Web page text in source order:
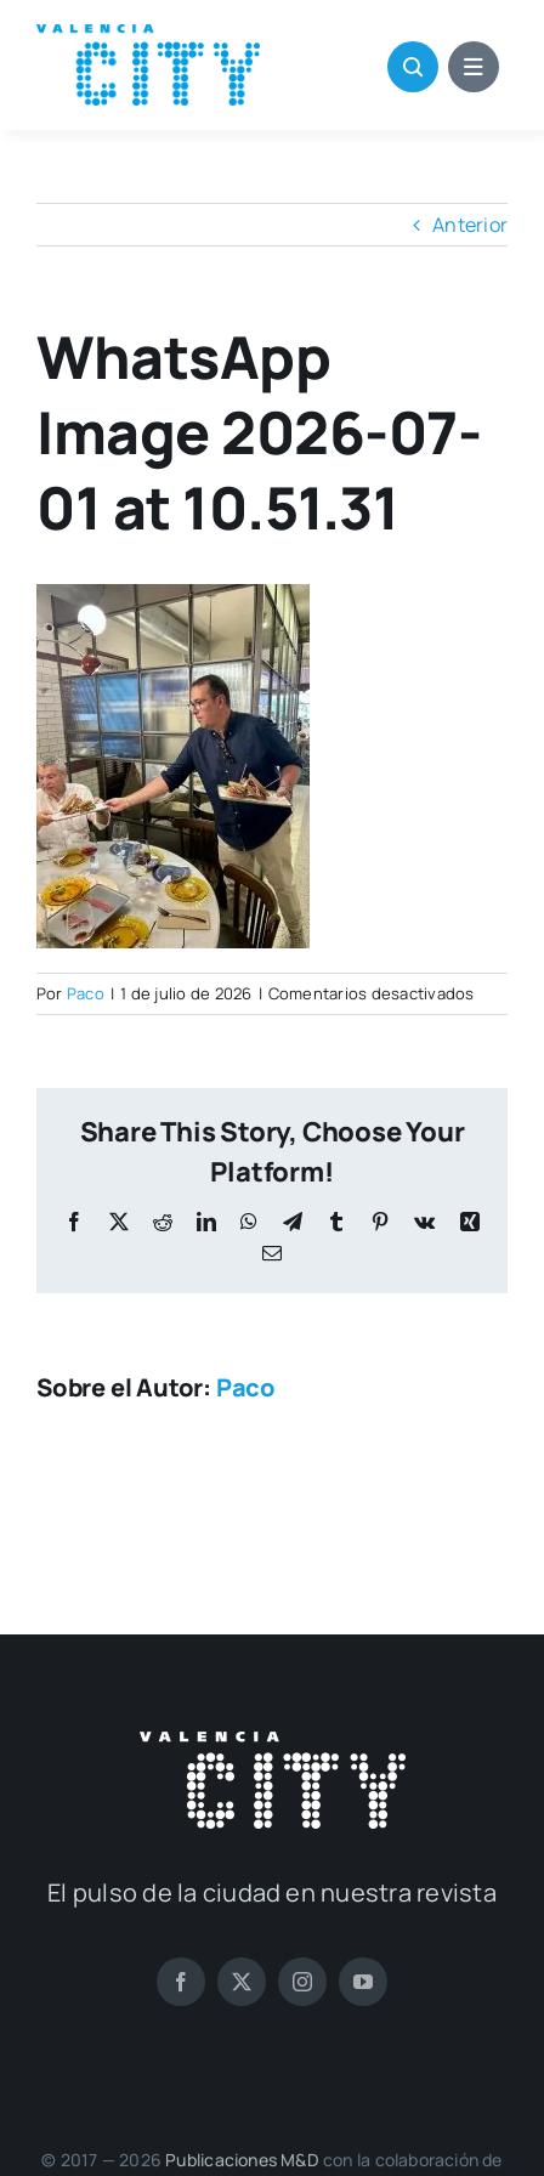
contenido
Anterior
WhatsApp
Image 2026-07-
01 at 10.51.31
Por Paco | 1 de julio de 2026 | Comentarios desactivadosen
Share This Story, Choose Your
Platform!
Facebook
X RedditLinkedInWhatsApp
TelegramTumblr Pinterest
Vk
Xing
Correo
Sobre el Autor: Paco
El pul­so de la ciu­dad en nues­tra revis­ta
© 2017 — 2026 Publi­ca­cio­nes M&D con la cola­bo­ra­ción de